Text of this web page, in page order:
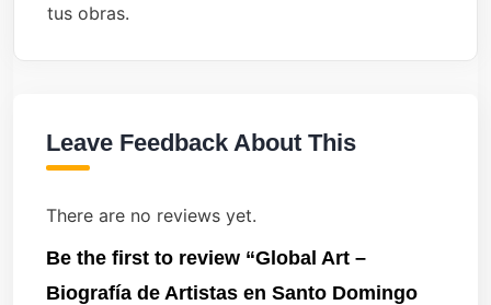
tus obras.
Leave Feedback About This
There are no reviews yet.
Be the first to review “Global Art –
Biografía de Artistas en Santo Domingo